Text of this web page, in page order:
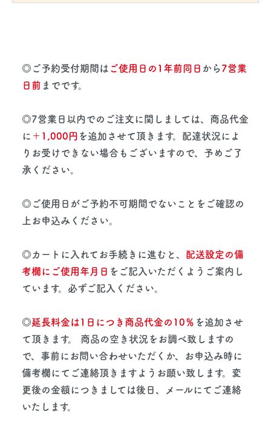
◎ご予約受付期間は ご使用日の1年前同日 から7営業
日前 までです。
◎7営業日以内でのご注文に関しましては、商品代金
に ＋1,000円 を追加させて頂きます。配達状況によ
りお受けできない場合もございますので、予めご了
承ください。
◎ご使用日がご予約不可期間でないことをご確認の
上お申込みください。
◎カートに入れてお手続きに進むと、 配送設定の備
考欄にご使用年月日 をご記入いただくようご案内し
ています。必ずご記入ください。
◎延長料金は1日につき商品代金の10％ を追加させ
て頂きます。 商品の空き状況をお調べ致しますの
で、事前にお問い合わせいただくか、お申込み時に
備考欄にてご連絡頂きますようお願い致します。変
更後の金額につきましては後日、メールにてご連絡
いたします。